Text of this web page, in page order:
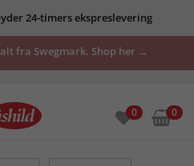
24-timers ekspreslevering
her
fra Swegmark. Shop her →
0 0